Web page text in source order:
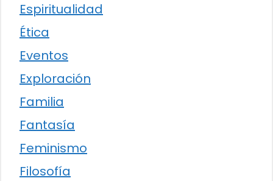
Espiritualidad
Ética
Eventos
Exploración
Familia
Fantasía
Feminismo
Filosofía